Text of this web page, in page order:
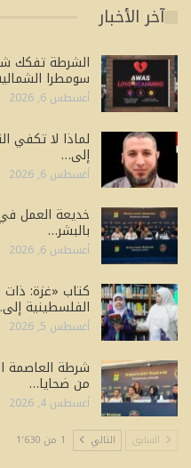
آخر الأخبار
الشرطة تفكك
سومطرا
أغسطس 6, 2026
لماذا لا تكفي
إلى…
أغسطس 6, 2026
خديعة العمل
بالبشر…
أغسطس 6, 2026
كتاب «غزة: ذات
الفلسطينية
أغسطس 5, 2026
شرطة العاصمة
من ضحايا…
أغسطس 4, 2026
السابق التالي 1 من 1٬630